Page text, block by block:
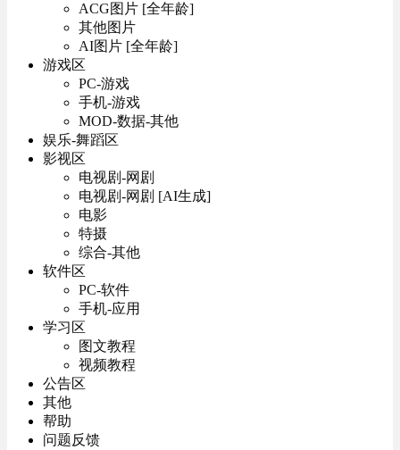
ACG图片 [全年龄]
其他图片
AI图片 [全年龄]
游戏区
PC-游戏
手机-游戏
MOD-数据-其他
娱乐-舞蹈区
影视区
电视剧-网剧
电视剧-网剧 [AI生成]
电影
特摄
综合-其他
软件区
PC-软件
手机-应用
学习区
图文教程
视频教程
公告区
其他
帮助
问题反馈